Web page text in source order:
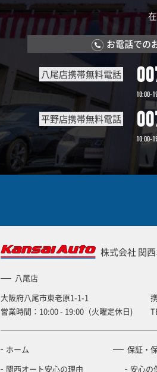
お電話での
八尾店携帯無料電話
10:00-
平野店携帯無料電話
10:00-
株式会社 関
八尾店
大阪府八尾市東老原1-1-1
営業時間：10:00 - 19:00（火曜定休日)
ホーム
関西オート安心の理由
保証・
安心の